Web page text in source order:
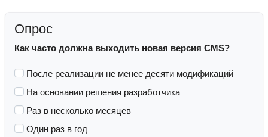
Опрос
Как часто должна выходить новая версия CMS?
После реализации не менее десяти модификаций
На основании решения разработчика
Раз в несколько месяцев
Один раз в год